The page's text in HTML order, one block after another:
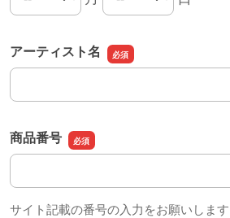
注文日の月
注文日の日
アーティスト名
アーティスト名
商品番号
商品番号
サイト記載の番号の入力をお願いします